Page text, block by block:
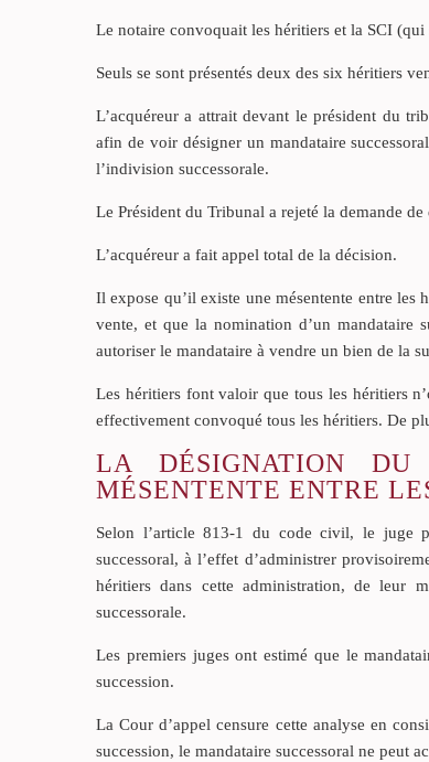
Le notaire convoquait les héritiers et la SCI
Seuls se sont présentés deux des six héritiers
L’acquéreur a attrait devant le président du
afin de voir désigner un mandataire
l’indivision successorale.
Le Président du Tribunal a rejeté la demande
L’acquéreur a fait appel total de la décision.
Il expose qu’il existe une mésentente entre les
vente, et que la nomination d’un mandataire
autoriser le mandataire à vendre un bien de la
Les héritiers font valoir que tous les héritiers
effectivement convoqué tous les héritiers. De
LA DÉSIGNATION DU
MÉSENTENTE ENTRE
Selon l’article 813-1 du code civil, le juge
successoral, à l’effet d’administrer
héritiers dans cette administration, de leur
successorale.
Les premiers juges ont estimé que le
succession.
La Cour d’appel censure cette analyse en
succession, le mandataire successoral ne peut